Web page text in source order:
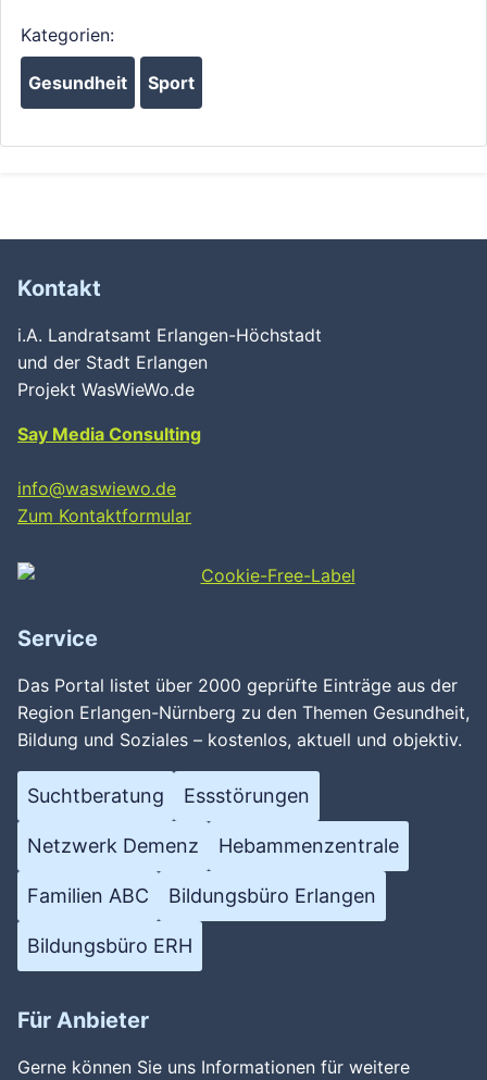
Kategorien:
Gesundheit Sport
Kontakt
i.A. Landratsamt Erlangen-Höchstadt
und der Stadt Erlangen
Projekt WasWieWo.de
Say Media Consulting
info@waswiewo.de
Zum Kontaktformular
Service
Das Portal listet über 2000 geprüfte Einträge aus der
Region Erlangen-Nürnberg zu den Themen Gesundheit,
Bildung und Soziales – kostenlos, aktuell und objektiv.
Suchtberatung Essstörungen
Netzwerk Demenz Hebammenzentrale
Familien ABC Bildungsbüro Erlangen
Bildungsbüro ERH
Für Anbieter
Gerne können Sie uns Informationen für weitere